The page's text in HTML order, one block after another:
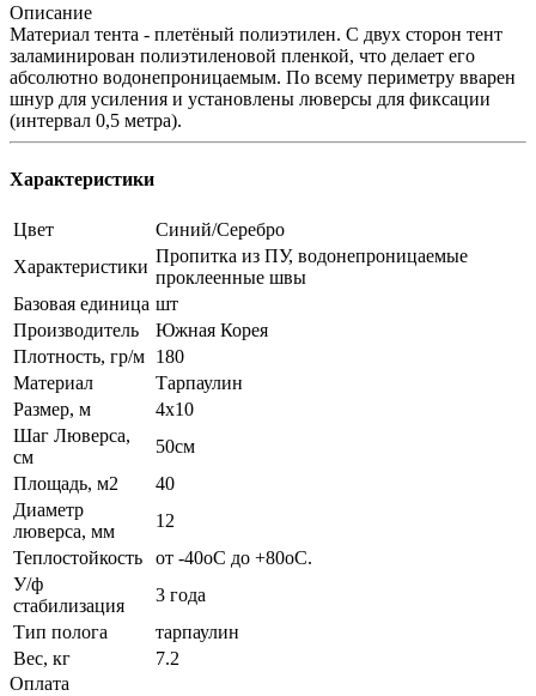
Описание
Материал тента - плетёный полиэтилен. С двух сторон тент
заламинирован полиэтиленовой пленкой, что делает его
абсолютно водонепроницаемым. По всему периметру вварен
шнур для усиления и установлены люверсы для фиксации
(интервал 0,5 метра).
Характеристики
Цвет
Синий/Серебро
Характеристики
Пропитка из ПУ, водонепроницаемые
проклеенные швы
Базовая единица шт
Производитель
Южная Корея
Плотность, гр/м 180
Материал
Тарпаулин
Размер, м
4x10
Шаг Люверса,
см
50см
Площадь, м2
40
Диаметр
люверса, мм
12
Теплостойкость
от -40оС до +80оС.
У/ф
стабилизация
3 года
Тип полога
тарпаулин
Вес, кг
7.2
Оплата